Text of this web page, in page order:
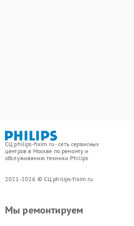
СЦ philips-fixim.ru - сеть сервисных
центров в Москве по ремонту и
обслуживанию техники Philips
2021-2026 © СЦ philips-fixim.ru
Мы ремонтируем